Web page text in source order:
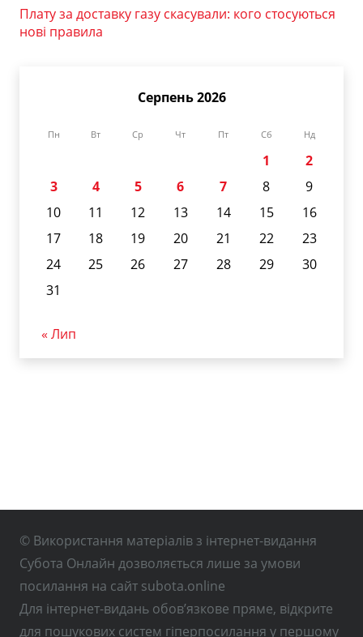
Плату за доставку газу скасували: кого стосуються
нові правила
Серпень 2026
Пн Вт Ср Чт Пт Сб Нд
1
2
3
4 5 6 7 8
9
10
11 12 13 14 15
16
17
18 19 20 21 22
23
24
25 26 27 28 29
30
31
« Лип
© Використання матеріалів з інтернет-видання
Субота Онлайн дозволяється лише за умови
посилання на сайт subota.online
Для інтернет-видань обов’язкове пряме, відкрите
для пошукових систем гіперпосилання у першому